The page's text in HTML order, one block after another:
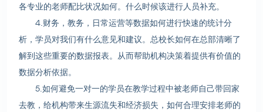
各专业的老师配比状况如何。什么时候该进行人员补充。
4.财务，教务，日常运营等数据如何进行快速的统计分
析，学员对我们有什么意见和建议。总校长如何在总部清晰了
解到这些重要的数据报表。从而帮助机构决策着提供有价值的
数据分析依据。
5.如何避免一对一的学员在教学过程中被老师自己带回家
去教，给机构带来生源流失和经济损失，如何合理安排老师的